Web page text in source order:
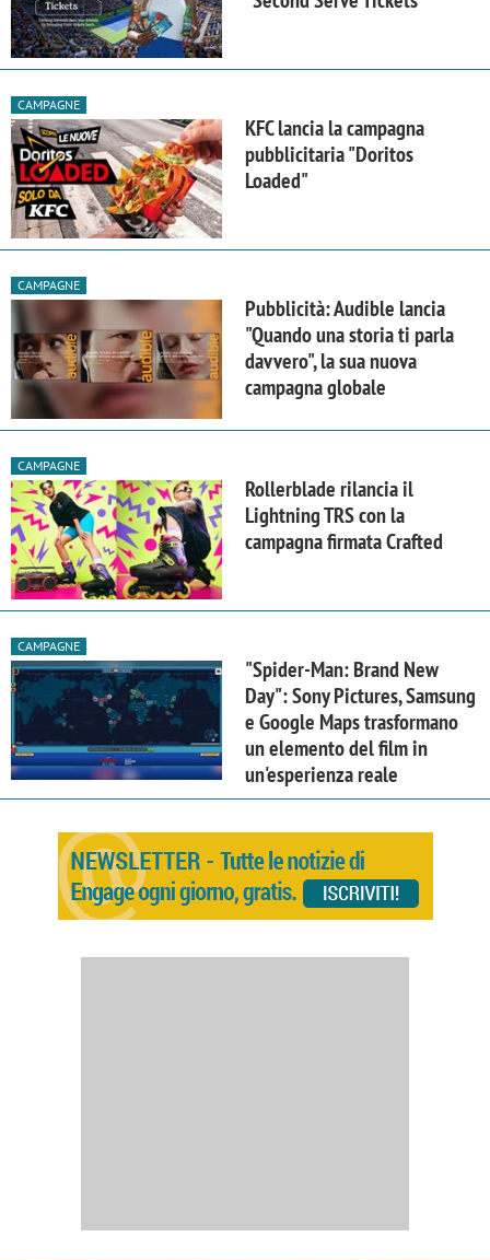
CAMPAGNE
KFC lancia la campagna
pubblicitaria "Doritos
Loaded"
CAMPAGNE
Pubblicità: Audible lancia
"Quando una storia ti parla
davvero", la sua nuova
campagna globale
CAMPAGNE
Rollerblade rilancia il
Lightning TRS con la
campagna firmata Crafted
CAMPAGNE
"Spider-Man: Brand New
Day": Sony Pictures, Samsung
e Google Maps trasformano
un elemento del film in
un'esperienza reale